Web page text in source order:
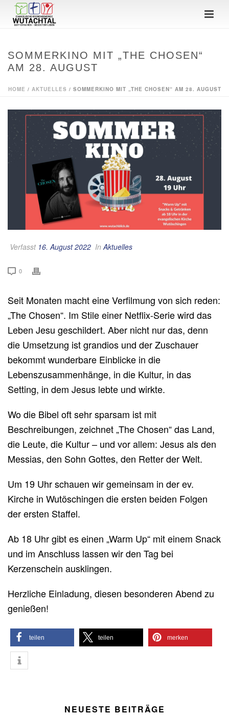
SOMMERKINO MIT „THE CHOSEN“
AM 28. AUGUST
HOME / AKTUELLES / SOMMERKINO MIT „THE CHOSEN“ AM 28. AUGUST
Verfasst 16. August 2022 InAktuelles
0
Seit Monaten macht eine Verfilmung von sich reden:
„The Chosen“. Im Stile einer Netflix-Serie wird das
Leben Jesu geschildert. Aber nicht nur das, denn
die Umsetzung ist grandios und der Zuschauer
bekommt wunderbare Einblicke in die
Lebenszusammenhänge, in die Kultur, in das
Setting, in dem Jesus lebte und wirkte.
Wo die Bibel oft sehr sparsam ist mit
Beschreibungen, zeichnet „The Chosen“ das Land,
die Leute, die Kultur – und vor allem: Jesus als den
Messias, den Sohn Gottes, den Retter der Welt.
Um 19 Uhr schauen wir gemeinsam in der ev.
Kirche in Wutöschingen die ersten beiden Folgen
der ersten Staffel.
Ab 18 Uhr gibt es einen „Warm Up“ mit einem Snack
und im Anschluss lassen wir den Tag bei
Kerzenschein ausklingen.
Herzliche Einladung, diesen besonderen Abend zu
genießen!
teilen teilen merken
NEUESTE BEITRÄGE